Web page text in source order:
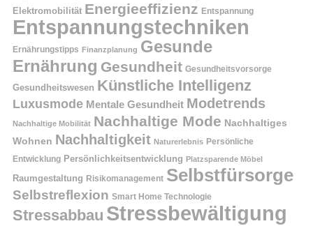
Elektromobilität Energieeffizienz Entspannung
Entspannungstechniken
Ernährungstipps Finanzplanung Gesunde
Ernährung Gesundheit Gesundheitsvorsorge
Gesundheitswesen Künstliche Intelligenz
Luxusmode Mentale Gesundheit Modetrends
Nachhaltige Mobilität Nachhaltige Mode Nachhaltiges
Wohnen Nachhaltigkeit Naturerlebnis Persönliche
Entwicklung Persönlichkeitsentwicklung Platzsparende Möbel
Raumgestaltung Risikomanagement Selbstfürsorge
Selbstreflexion Smart Home Technologie
Stressabbau Stressbewältigung